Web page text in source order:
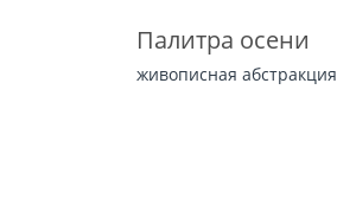
Палитра осени
живописная абстракция